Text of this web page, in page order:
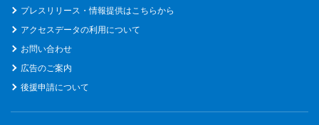
プレスリリース・情報提供はこちらから
アクセスデータの利用について
お問い合わせ
広告のご案内
後援申請について